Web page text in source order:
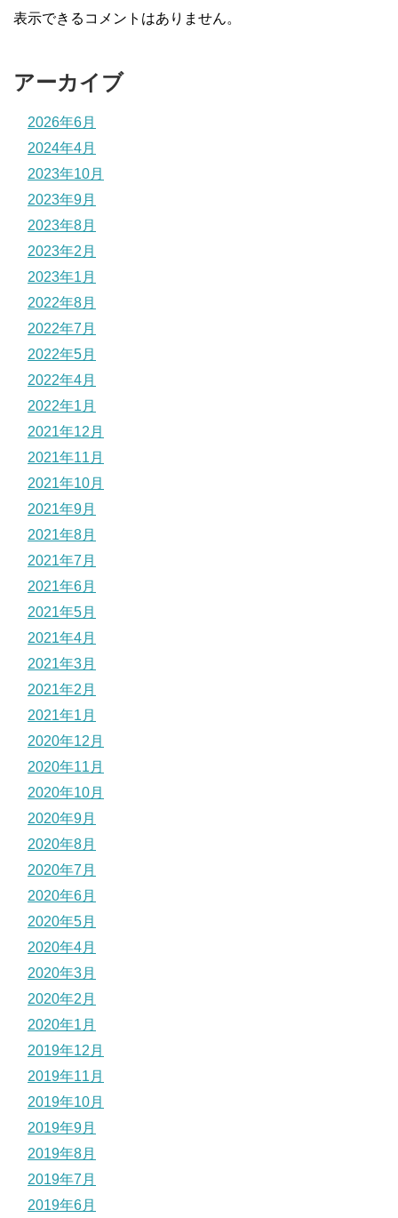
表示できるコメントはありません。
アーカイブ
2026年6月
2024年4月
2023年10月
2023年9月
2023年8月
2023年2月
2023年1月
2022年8月
2022年7月
2022年5月
2022年4月
2022年1月
2021年12月
2021年11月
2021年10月
2021年9月
2021年8月
2021年7月
2021年6月
2021年5月
2021年4月
2021年3月
2021年2月
2021年1月
2020年12月
2020年11月
2020年10月
2020年9月
2020年8月
2020年7月
2020年6月
2020年5月
2020年4月
2020年3月
2020年2月
2020年1月
2019年12月
2019年11月
2019年10月
2019年9月
2019年8月
2019年7月
2019年6月